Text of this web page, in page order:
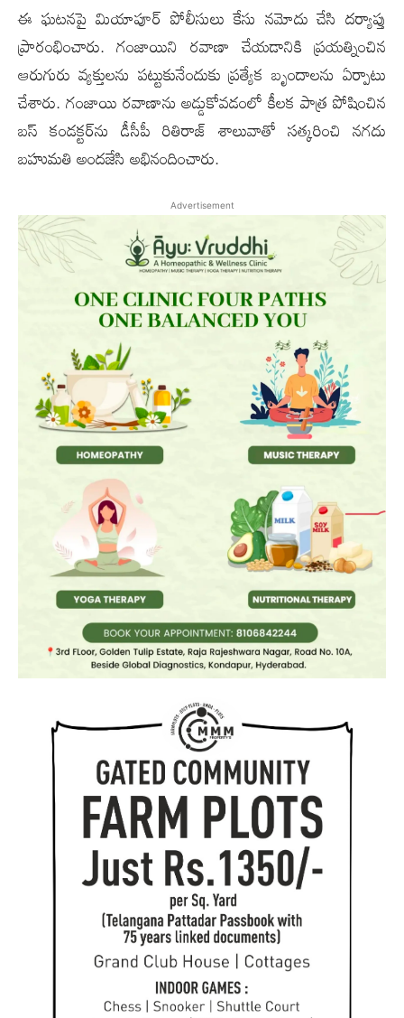
ఈ ఘటనపై మియాపూర్ పోలీసులు కేసు నమోదు చేసి దర్యాప్తు
ప్రారంభించారు. గంజాయిని రవాణా చేయడానికి ప్రయత్నించిన
ఆరుగురు వ్యక్తులను పట్టుకునేందుకు ప్రత్యేక బృందాలను ఏర్పాటు
చేశారు. గంజాయి రవాణాను అడ్డుకోవడంలో కీలక పాత్ర పోషించిన
బస్ కండక్టర్‌ను డీసీపీ రితిరాజ్ శాలువాతో సత్కరించి నగదు
బహుమతి అందజేసి అభినందించారు.
Advertisement